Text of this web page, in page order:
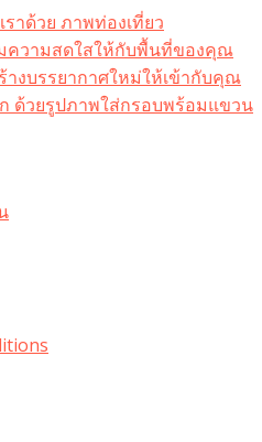
ราด้วย ภาพท่องเที่ยว
ความสดใสให้กับพื้นที่ของคุณ
างบรรยากาศใหม่ให้เข้ากับคุณ
ด้วยรูปภาพใส่กรอบพร้อมแขวน​